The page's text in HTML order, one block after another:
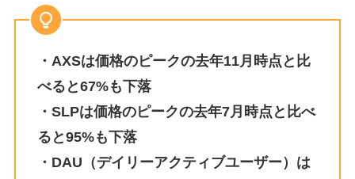
・AXSは価格のピークの去年11月時点と比
べると67%も下落
・SLPは価格のピークの去年7月時点と比べ
ると95%も下落
・DAU（デイリーアクティブユーザー）は